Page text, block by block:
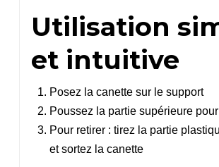
Utilisation
et intuitive
Posez la canette sur le support
Poussez la partie supérieure
Pour retirer : tirez la partie
et sortez la canette